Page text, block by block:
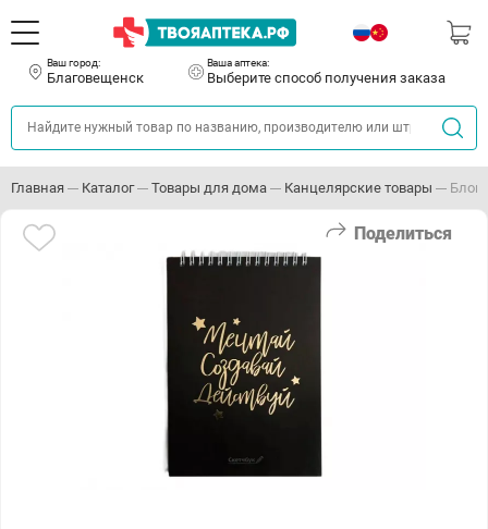
Ваш город:
Благовещенск
Ваша аптека:
Выберите способ получения заказа
Главная Каталог Товары для дома Канцелярские товары
Поделиться